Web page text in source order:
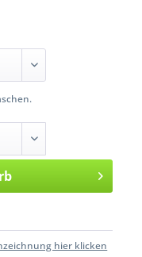
hier klicken